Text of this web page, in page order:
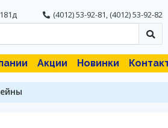
(4012) 53-92-81,(4012) 53-92-82
Акции Новинки